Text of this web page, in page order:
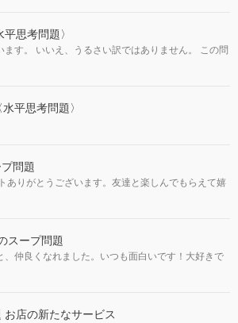
思考問題〉
ます。 いいえ、うるさい訳ではありません。 この問
平思考問題〉
問題
ありがとうございます。友達と楽しんでもらえて嬉
スープ問題
、仲良くなれました。いつも面白いです！大好きで
お店の新たなサービス